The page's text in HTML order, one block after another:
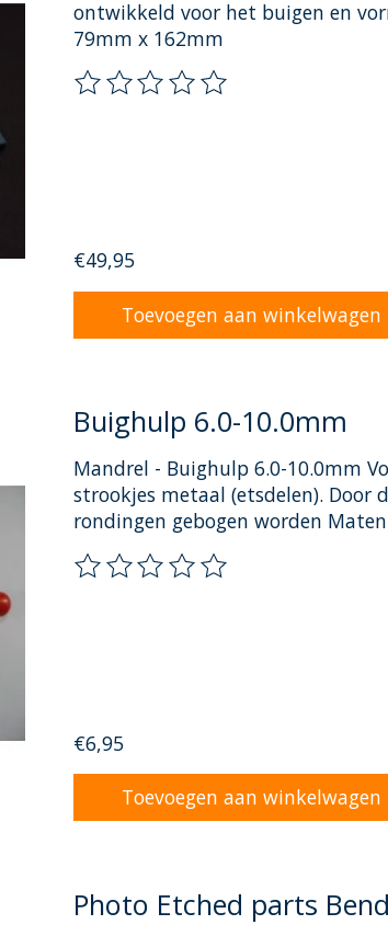
ontwikkeld voor het buigen en
79mm x 162mm
De beoordeling van dit product is
€49,95
Toevoegen aan winkelwagen
Buighulp 6.0-10.0mm
Mandrel - Buighulp 6.0-10.0mm
strookjes metaal (etsdelen). Door
rondingen gebogen worden
De beoordeling van dit product is
€6,95
Toevoegen aan winkelwagen
Photo Etched parts